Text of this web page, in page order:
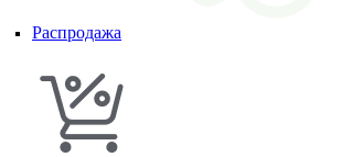
Распродажа